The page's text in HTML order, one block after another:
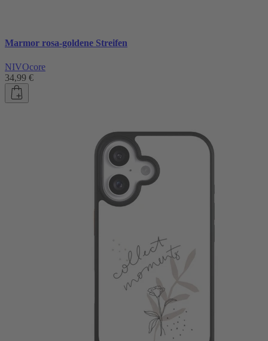
Marmor rosa-goldene Streifen
NIVOcore
34,99 €